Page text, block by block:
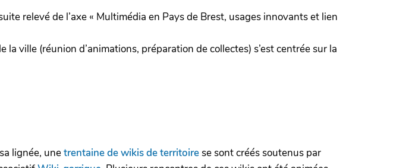
relevé de l’axe « Multimédia en Pays de Brest, usages innovants et lien
ville (réunion d’animations, préparation de collectes) s’est centrée sur la
lignée, unetrentaine de wikis de territoirese sont créés soutenus par